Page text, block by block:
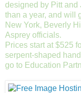
designed by Pitt and
than a year, and will
New York, Beverly
Asprey officials.
Prices start at $525
serpent-shaped
go to Education